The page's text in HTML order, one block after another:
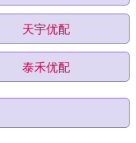
天宇优配
泰禾优配